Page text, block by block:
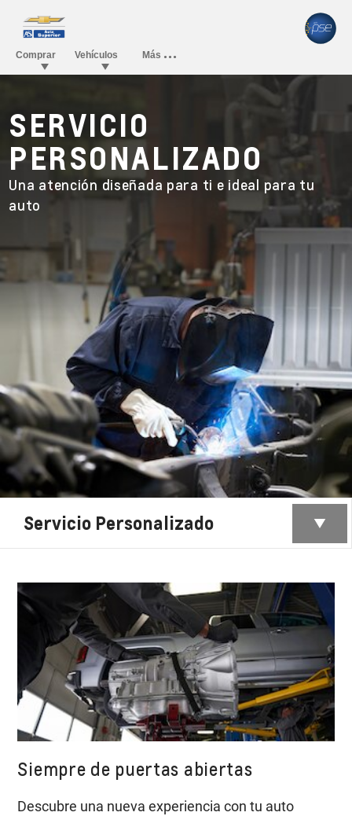
SERVICIO
PERSONALIZADO
Una atención diseñada para ti e ideal para tu
auto
Servicio Personalizado
Siempre de puertas abiertas
Descubre una nueva experiencia con tu auto